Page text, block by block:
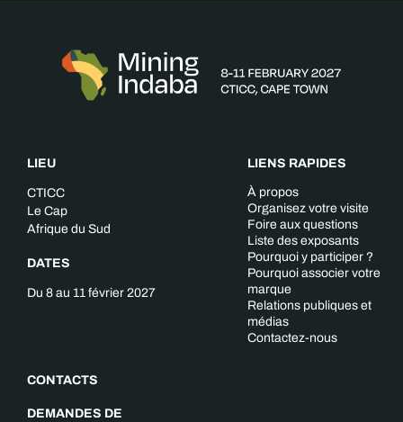
LIEU
CTICC
Le Cap
Afrique du Sud
DATES
Du 8 au 11 février 2027
CONTACTS
DEMANDES DE
LIENS RAPIDES
À propos
Organisez votre visite
Foire aux questions
Liste des exposants
Pourquoi y participer ?
Pourquoi associer votre
marque
Relations publiques et
médias
Contactez-nous